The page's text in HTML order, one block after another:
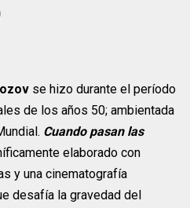
se hizo durante el período
de los años 50; ambientada
Cuando pasan las
elaborado con
y una cinematografía
desafía la gravedad del